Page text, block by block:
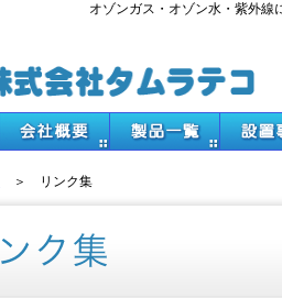
オゾンガス・オゾン水・紫外
＞ リンク集